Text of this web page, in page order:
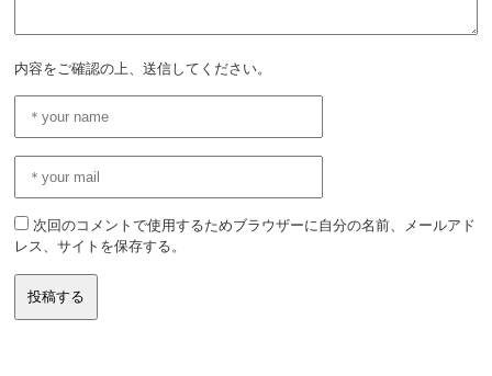
内容をご確認の上、送信してください。
次回のコメントで使用するためブラウザーに自分の名前、メールアド
レス、サイトを保存する。